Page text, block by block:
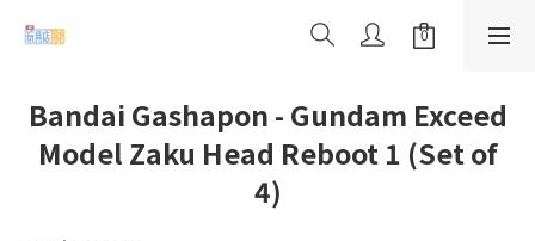
Bandai Gashapon - Gundam Exceed
Model Zaku Head Reboot 1 (Set of
4)